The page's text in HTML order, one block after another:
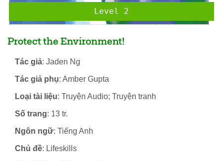
Level 2
Protect the Environment!
Tác giả: Jaden Ng
Tác giả phụ: Amber Gupta
Loại tài liệu: Truyện Audio; Truyện tranh
Số trang: 13 tr.
Ngôn ngữ: Tiếng Anh
Chủ đề: Lifeskills